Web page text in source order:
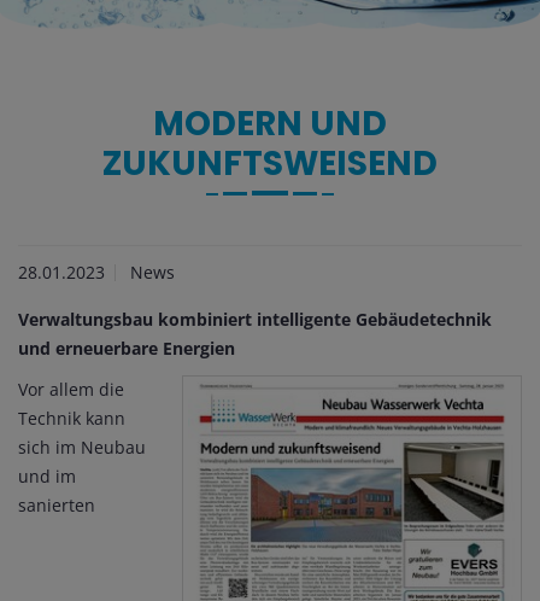
MODERN UND
ZUKUNFTSWEISEND
28.01.2023 News
Verwaltungsbau kombiniert intelligente Gebäudetechnik
und erneuerbare Energien
Vor allem die
Technik kann
sich im Neubau
und im
sanierten